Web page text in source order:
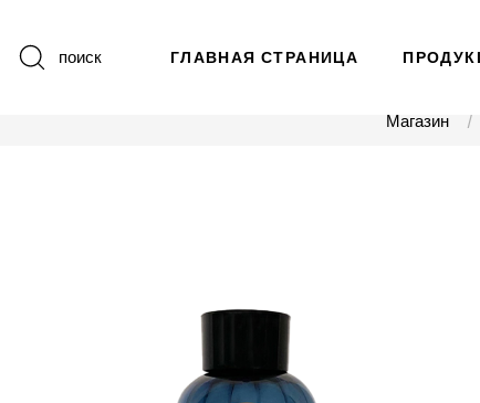
поиск ГЛАВНАЯ СТРАНИЦА
Магазин